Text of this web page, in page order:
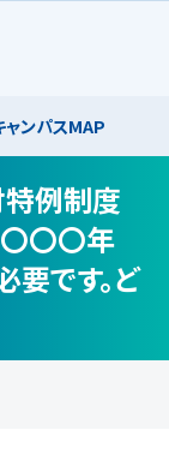
ャンパスMAP閉じる
例制度
〇〇年
です。ど